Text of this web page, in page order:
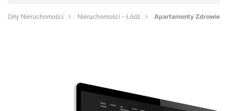
Orły Nieruchomości Nieruchomości - Łódź Apartamenty Zdrowie